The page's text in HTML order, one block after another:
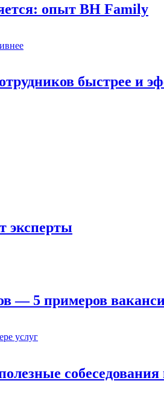
опыт BH Family
быстрее и
эксперты
— 5 примеров
собеседования